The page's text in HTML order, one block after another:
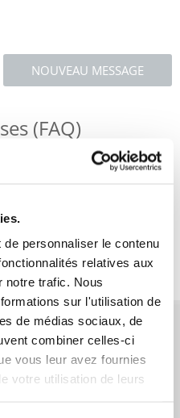
personnaliser le contenu
relatives aux
notre trafic. Nous
sur l'utilisation de
de médias sociaux, de
combiner celles-ci
vous leur avez fournies
votre utilisation de leurs
NOUVEAU MESSAGE
(FAQ)